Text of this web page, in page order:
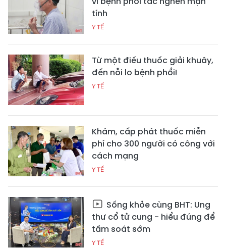
tính
Y TẾ
Từ một điếu thuốc giải khuây,
đến nỗi lo bệnh phổi!
Y TẾ
Khám, cấp phát thuốc miễn
phí cho 300 người có công với
cách mạng
Y TẾ
Sống khỏe cùng BHT: Ung
thư cổ tử cung - hiểu đúng để
tầm soát sớm
Y TẾ